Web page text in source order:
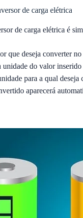
de carga elétrica
de carga elétrica é
que deseja converter
unidade do valor
para a qual
aparecerá